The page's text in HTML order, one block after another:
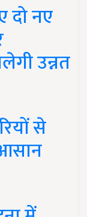
दो नए
उन्नत
से